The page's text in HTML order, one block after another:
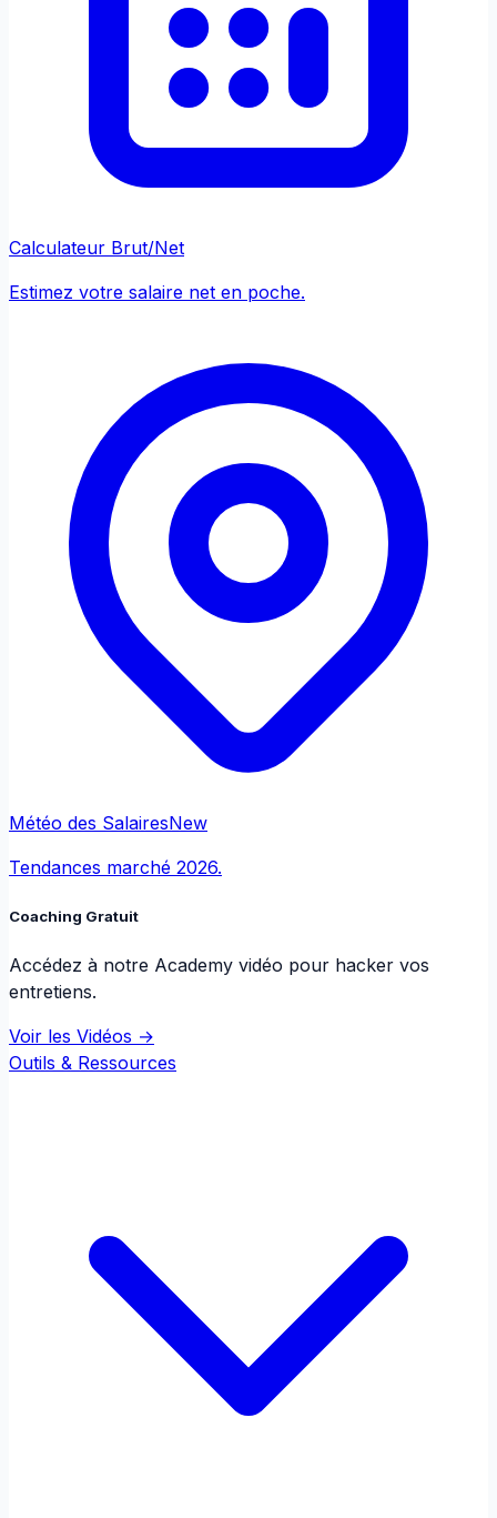
Calculateur Brut/Net
Estimez votre salaire net en poche.
Météo des SalairesNew
Tendances marché 2026.
Coaching Gratuit
Accédez à notre Academy vidéo pour hacker vos
entretiens.
Voir les Vidéos →
Outils & Ressources